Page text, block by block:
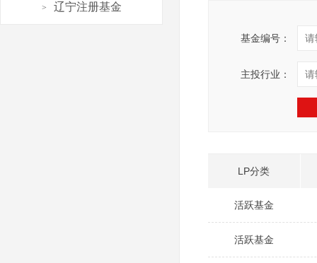
> 辽宁注册基金
基金编号：
主投行业：
LP分类
活跃基金
活跃基金